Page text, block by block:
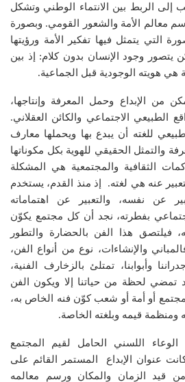
إلى الربط بين الانتماء الوطني وتشكل
معالم الأمة والشعور القومي. وبصورة
التي يتمثل فيها تفكير الأمة ورؤيتها
يتصور وجود الإنسان بدون كلام: إذ بين
هي هويته الوجودية قبل الجماعية.
من الإبداع وحمل المعرفة وإنتاجها،
الطبيعي الاجتماعي والكائن العقلاني.
للغته أن يبدع بها ويحملها معارف
والتمثل الحقيقي للهوية بكل مكوناتها
الثقافية والمجتمعية هي المشكلة
عنه هي لغته. إذ منذ القدم، يستخدم
عن نفسه، والتعبير عن اهتماماته
بفطرته، نجد أن كل مجتمع يكوّن
فيلتصق هذا الفن بالحضارة والتطور
والإنشاءات، نوع من أنواع الفن،
وأبوابنا، تمتلئ بالزخارف الفنية،
تمضي لحظة من حياتنا إلا ويكون الفن
مجتمع أو أمة أو شعب كوّن فنه الخاص به،
قيمه وبلغته الخاصة.
اللسني الحامل لقيم المجتمع
عنوان الإبداع المستمر القائم على
قيد الزمان والمكان ورسم معالمه